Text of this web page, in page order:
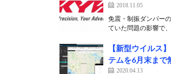
2018.11.05
免震・制振ダンパー
ていた問題の影響で
【新型ウイルス
テムを6月末まで
2020.04.13